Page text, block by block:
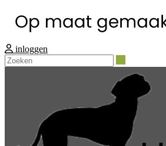
inloggen